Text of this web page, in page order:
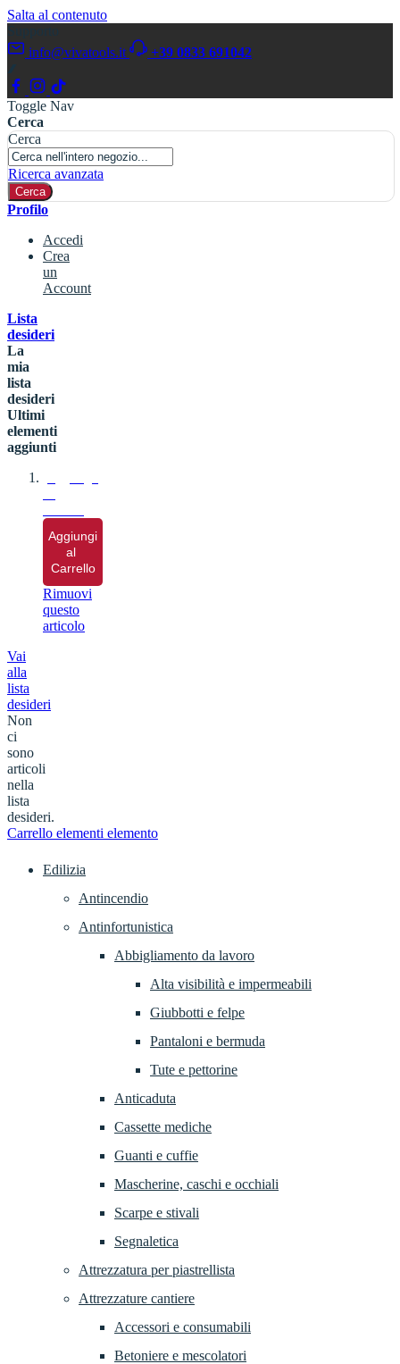
Salta al contenuto
info@vivatools.it
+39 0833 691042
Toggle Nav
Cerca
Cerca
Ricerca avanzata
Cerca
Profilo
Accedi
Crea
un
Account
Lista
desideri
La
mia
lista
desideri
Ultimi
elementi
aggiunti
Aggiungi
al
Carrello
Rimuovi
questo
articolo
Vai
alla
lista
desideri
Non
ci
sono
articoli
nella
lista
desideri.
Carrello elementi elemento
Edilizia
Antincendio
Antinfortunistica
Abbigliamento da lavoro
Alta visibilità e impermeabili
Giubbotti e felpe
Pantaloni e bermuda
Tute e pettorine
Anticaduta
Cassette mediche
Guanti e cuffie
Mascherine, caschi e occhiali
Scarpe e stivali
Segnaletica
Attrezzatura per piastrellista
Attrezzature cantiere
Accessori e consumabili
Betoniere e mescolatori